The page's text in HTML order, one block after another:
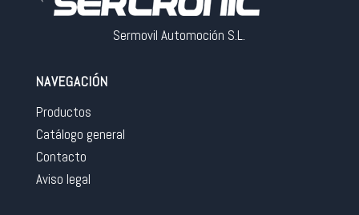
Sermovil Automoción S.L.
NAVEGACIÓN
Productos
Catálogo general
Contacto
Aviso legal